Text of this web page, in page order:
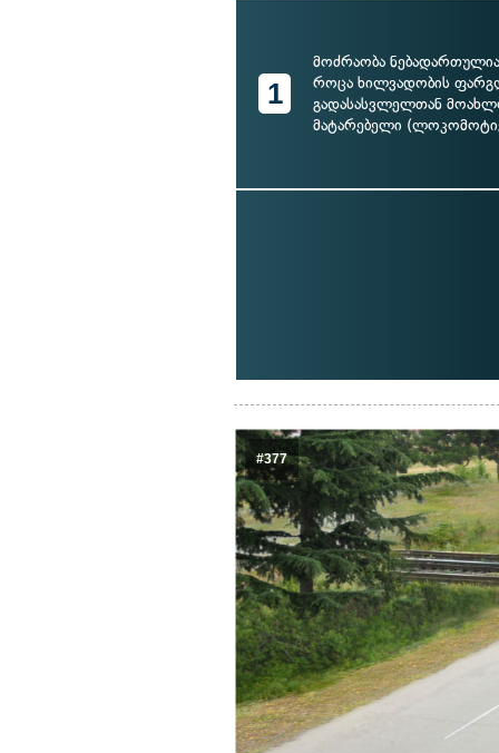
1
მოძრაობა
როცა ხილვადობის
გადასასვლელთან
მატარებელი
#377